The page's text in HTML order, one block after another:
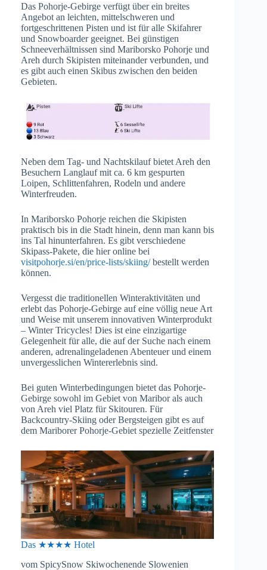
Das Pohorje-Gebirge verfügt über ein breites
Angebot an leichten, mittelschweren und
fortgeschrittenen Pisten und ist für alle Skifahrer
und Snowboarder geeignet. Bei günstigen
Schneeverhältnissen sind Mariborsko Pohorje und
Areh durch Skipisten miteinander verbunden, und
es gibt auch einen Skibus zwischen den beiden
Gebieten.
Neben dem Tag- und Nachtskilauf bietet Areh den
Besuchern Langlauf mit ca. 6 km gespurten
Loipen, Schlittenfahren, Rodeln und andere
Winterfreuden.
In Mariborsko Pohorje reichen die Skipisten
praktisch bis in die Stadt hinein, denn man kann bis
ins Tal hinunterfahren. Es gibt verschiedene
Skipass-Pakete, die hier online bei
visitpohorje.si/en/price-lists/skiing/bestellt werden
können.
Vergesst die traditionellen Winteraktivitäten und
erlebt das Pohorje-Gebirge auf eine völlig neue Art
und Weise mit unserem innovativen Winterprodukt
– Winter Tricycles! Dies ist eine einzigartige
Gelegenheit für alle, die auf der Suche nach einem
anderen, adrenalingeladenen Abenteuer und einem
unvergesslichen Wintererlebnis sind.
Bei guten Winterbedingungen bietet das Pohorje-
Gebirge sowohl im Gebiet von Maribor als auch
von Areh viel Platz für Skitouren. Für
Backcountry-Skiing oder Bergsteigen gibt es auf
dem Mariborer Pohorje-Gebiet spezielle Zeitfenster
Das ★★★★ Hotel
vom SpicySnow Skiwochenende Slowenien